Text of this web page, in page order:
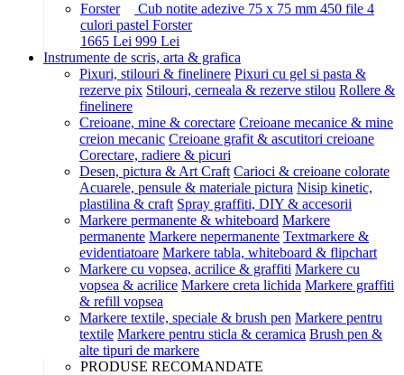
Cub notite adezive 75 x 75 mm 450 file 4
culori pastel Forster
1665 Lei 999 Lei
Instrumente de scris, arta & grafica
Pixuri, stilouri & finelinere Pixuri cu gel si pasta &
rezerve pix Stilouri, cerneala & rezerve stilou Rollere &
finelinere
Creioane, mine & corectare Creioane mecanice & mine
creion mecanic Creioane grafit & ascutitori creioane
Corectare, radiere & picuri
Desen, pictura & Art Craft Carioci & creioane colorate
Acuarele, pensule & materiale pictura Nisip kinetic,
plastilina & craft Spray graffiti, DIY & accesorii
Markere permanente & whiteboard Markere
permanente Markere nepermanente Textmarkere &
evidentiatoare Markere tabla, whiteboard & flipchart
Markere cu vopsea, acrilice & graffiti Markere cu
vopsea & acrilice Markere creta lichida Markere graffiti
& refill vopsea
Markere textile, speciale & brush pen Markere pentru
textile Markere pentru sticla & ceramica Brush pen &
alte tipuri de markere
PRODUSE RECOMANDATE